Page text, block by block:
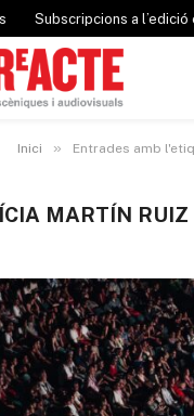
Subscripcions a l’edició
Inici » Entrades amb
MARTÍN RUIZ